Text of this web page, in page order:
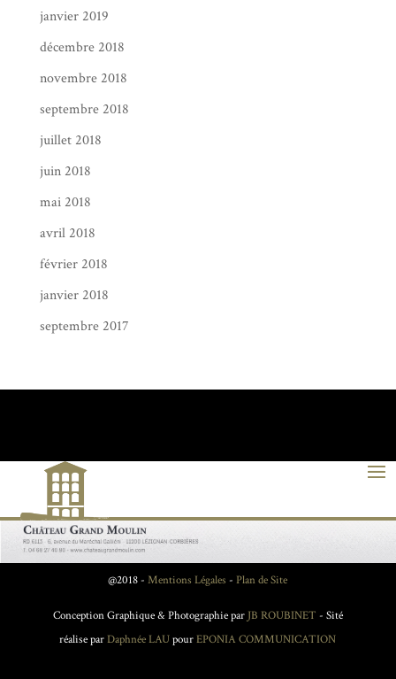
janvier 2019
décembre 2018
novembre 2018
septembre 2018
juillet 2018
juin 2018
mai 2018
avril 2018
février 2018
janvier 2018
septembre 2017
@2018 - Mentions Légales - Plan de Site
Conception Graphique & Photographie par JB ROUBINET - Sité
réalise parDaphnée LAUpourEPONIA COMMUNICATION